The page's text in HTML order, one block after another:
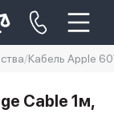
Кабель Apple
Cable 1м,